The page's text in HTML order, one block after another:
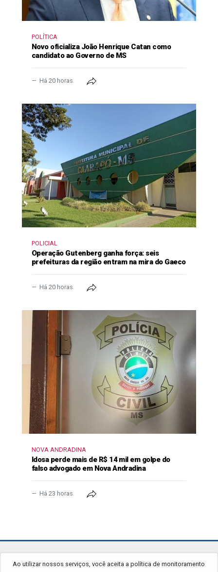
POLÍTICA
Novo oficializa João Henrique Catan como
candidato ao Governo de MS
Há 20 horas
POLICIAL
Operação Gutenberg ganha força: seis
prefeituras da região entram na mira do Gaeco
Há 20 horas
NOVA ANDRADINA
Idosa perde mais de R$ 14 mil em golpe do
falso advogado em Nova Andradina
Há 23 horas
Ao utilizar nossos serviços, você aceita a política de monitoramento
jornalgrandourados.com.br